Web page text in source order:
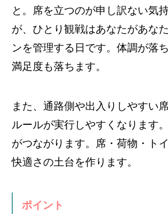
と。席を立つのが申し訳ない気
が、ひとり観戦はあなたがあな
ンを管理する日です。体調が落
満足度も落ちます。
また、通路側や出入りしやすい
ルールが実行しやすくなります
がつながります。席・荷物・ト
快適さの土台を作ります。
ポイント